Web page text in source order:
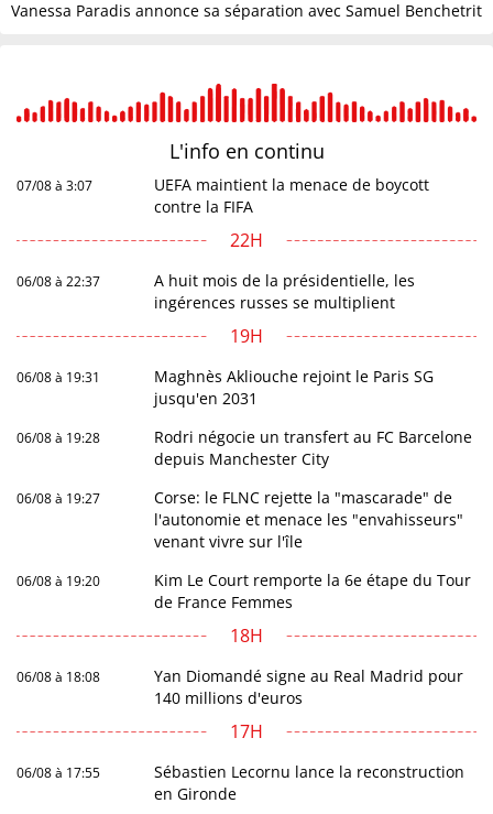
Vanessa Paradis annonce sa séparation avec Samuel Benchetrit
L'info en continu
07/08 à 3:07
UEFA maintient la menace de boycott
contre la FIFA
22H
06/08 à 22:37
A huit mois de la présidentielle, les
ingérences russes se multiplient
19H
06/08 à 19:31
Maghnès Akliouche rejoint le Paris SG
jusqu'en 2031
06/08 à 19:28
Rodri négocie un transfert au FC Barcelone
depuis Manchester City
06/08 à 19:27
Corse: le FLNC rejette la "mascarade" de
l'autonomie et menace les "envahisseurs"
venant vivre sur l'île
06/08 à 19:20
Kim Le Court remporte la 6e étape du Tour
de France Femmes
18H
06/08 à 18:08
Yan Diomandé signe au Real Madrid pour
140 millions d'euros
17H
06/08 à 17:55
Sébastien Lecornu lance la reconstruction
en Gironde